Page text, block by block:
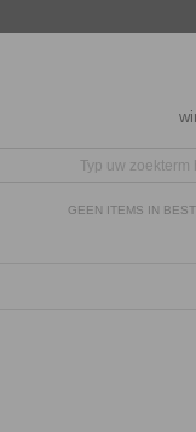
GEEN ITEMS IN